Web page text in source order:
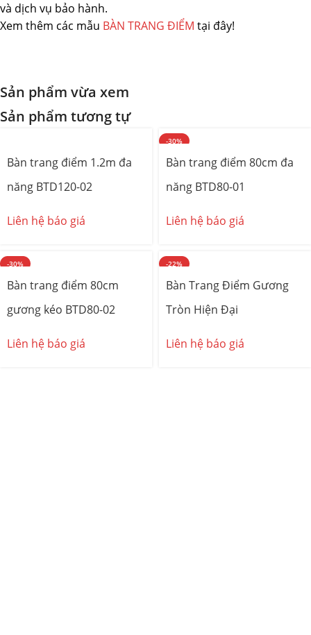
và dịch vụ bảo hành.
Xem thêm các mẫu BÀN TRANG ĐIỂM tại đây!
Sản phẩm vừa xem
Sản phẩm tương tự
Bàn trang điểm 1.2m đa
năng BTD120-02
Liên hệ báo giá
-30%
Bàn trang điểm 80cm đa
năng BTD80-01
Liên hệ báo giá
-30%
Bàn trang điểm 80cm
gương kéo BTD80-02
Liên hệ báo giá
-22%
Bàn Trang Điểm Gương
Tròn Hiện Đại
Liên hệ báo giá